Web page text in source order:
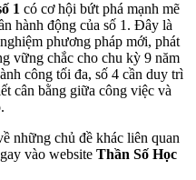
1 có cơ hội bứt phá mạnh mẽ
hành động của số 1. Đây là
phương pháp mới, phát
vững chắc cho chu kỳ 9 năm
công tối đa, số 4 cần duy trì
cân bằng giữa công việc và
những chủ đề khác liên quan
vào website Thần Số Học